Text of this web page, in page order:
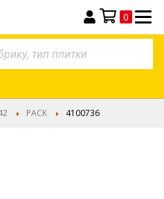
Моя корзина
0
PACK 4100736